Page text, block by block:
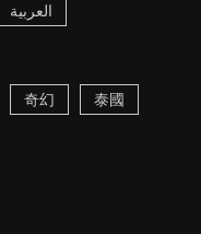
العربية
奇幻 泰國